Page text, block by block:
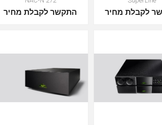
לקבלת מחיר התקשר לקבלת מחיר